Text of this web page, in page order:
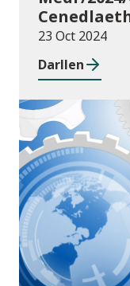
23 Oct 2024
Darllen